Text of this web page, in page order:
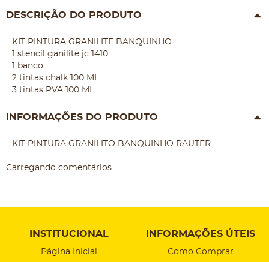
DESCRIÇÃO DO PRODUTO
KIT PINTURA GRANILITE BANQUINHO
1 stencil ganilite jc 1410
1 banco
2 tintas chalk 100 ML
3 tintas PVA 100 ML
INFORMAÇÕES DO PRODUTO
KIT PINTURA GRANILITO BANQUINHO RAUTER
Carregando comentários ...
INSTITUCIONAL
Página Inicial
INFORMAÇÕES ÚTEIS
Como Comprar